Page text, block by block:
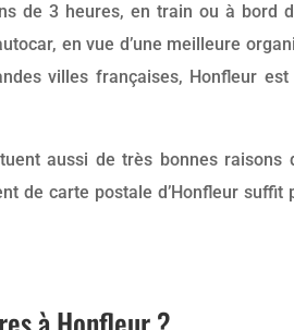
de 3 heures, en train ou à bord
en vue d’une meilleure
villes françaises, Honfleur
aussi de très bonnes
de carte postale d’Honfleur